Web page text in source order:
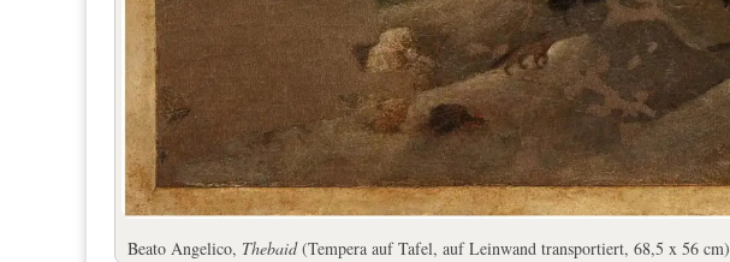
Beato Angelico, Thebaid(Tempera auf Tafel, auf Leinwand transportiert, 68,5 x 56 cm)